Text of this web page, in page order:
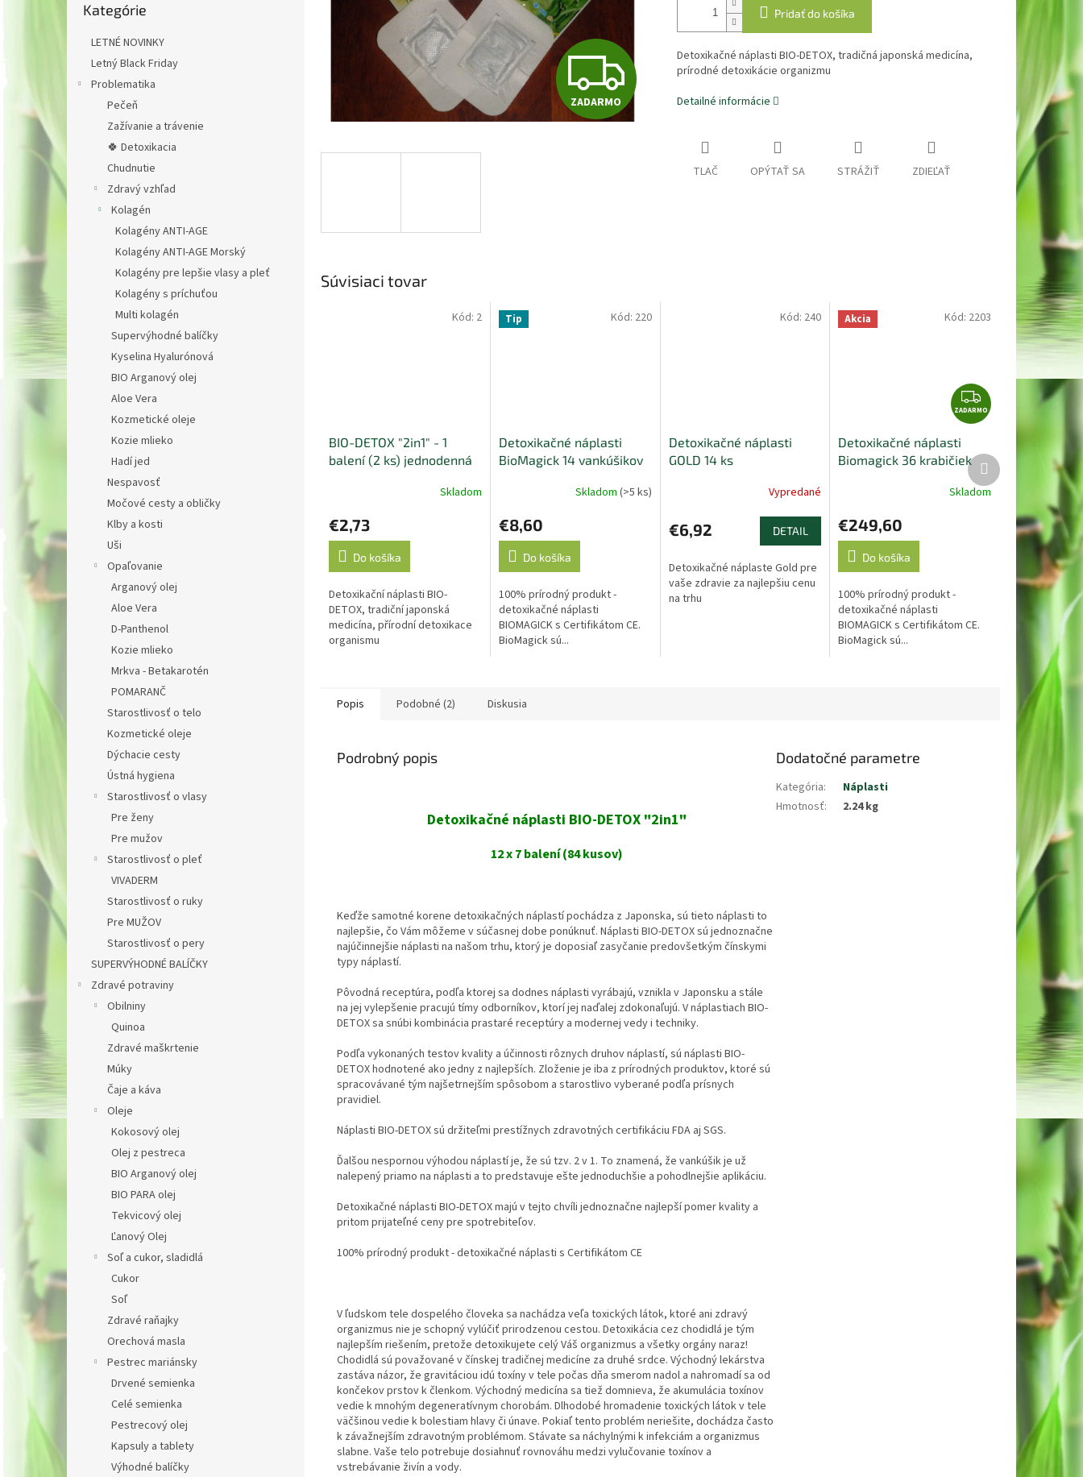
kategórie
Kategórie
LETNÉ NOVINKY
Letný Black Friday
Problematika
Pečeň
Zažívanie a trávenie
🍀 Detoxikacia
Chudnutie
Zdravý vzhľad
Kolagén
Kolagény ANTI-AGE
Kolagény ANTI-AGE Morský
Kolagény pre lepšie vlasy a pleť
Kolagény s príchuťou
Multi kolagén
Supervýhodné balíčky
Kyselina Hyalurónová
BIO Arganový olej
Aloe Vera
Kozmetické oleje
Kozie mlieko
Hadí jed
Nespavosť
Močové cesty a obličky
Klby a kosti
Uši
Opaľovanie
Arganový olej
Aloe Vera
D-Panthenol
Kozie mlieko
Mrkva - Betakarotén
POMARANČ
Starostlivosť o telo
Kozmetické oleje
Dýchacie cesty
Ústná hygiena
Starostlivosť o vlasy
Pre ženy
Pre mužov
Starostlivosť o pleť
VIVADERM
Starostlivosť o ruky
Pre MUŽOV
Starostlivosť o pery
SUPERVÝHODNÉ BALÍČKY
Zdravé potraviny
Obilniny
Quinoa
Zdravé maškrtenie
Múky
Čaje a káva
Oleje
Kokosový olej
Olej z pestreca
BIO Arganový olej
BIO PARA olej
Tekvicový olej
Ľanový Olej
Soľ a cukor, sladidlá
Cukor
Soľ
Zdravé raňajky
Orechová masla
Pestrec mariánsky
Drvené semienka
Celé semienka
Pestrecový olej
Kapsuly a tablety
Výhodné balíčky
Z
A
R
ZADARMO
Pridať do košíka
Detoxikačné náplasti BIO-DETOX, tradičná japonská medicína,
prírodné detoxikácie organizmu
Detailné informácie
TLAČ OPÝTAŤ SA STRÁŽIŤ ZDIEĽAŤ
Súvisiaci tovar
BIO-DETOX "2in1" - 1
balení (2 ks) jednodenná
produktu
je
5,0
z
hviezdičiek.
Skladom
€2,73
Do košíka
Detoxikační náplasti BIO-
DETOX, tradiční japonská
medicína, přírodní detoxikace
organismu
Kód: 2 Tip
Detoxikačné náplasti
BioMagick 14 vankúšikov
produktu
je
5,0
z
hviezdičiek.
Skladom (>5 ks)
€8,60
Do košíka
100% prírodný produkt -
detoxikačné náplasti
BIOMAGICK s Certifikátom CE.
BioMagick sú...
Kód: 220
Detoxikačné náplasti
GOLD 14 ks
produktu
je
z
5
hviezdičiek.
Vypredané
€6,92 DETAIL
Detoxikačné náplaste Gold pre
vaše zdravie za najlepšiu cenu
na trhu
Kód: 240 Akcia
Z
A
A
R
M
ZADARMO
Detoxikačné náplasti
Biomagick 36 krabičiek
Skladom
€249,60
Do košíka
100% prírodný produkt -
detoxikačné náplasti
BIOMAGICK s Certifikátom CE.
BioMagick sú...
Kód: 2203
Ďalší
produkt
Popis Podobné (2) Diskusia
Podrobný popis
Detoxikačné náplasti BIO-DETOX"2in1"
12 x 7 balení (84 kusov)
Keďže samotné korene detoxikačných náplastí pochádza z Japonska, sú tieto náplasti to
najlepšie, čo Vám môžeme v súčasnej dobe ponúknuť. Náplasti BIO-DETOX sú jednoznačne
najúčinnejšie náplasti na našom trhu, ktorý je doposiaľ zasyčanie predovšetkým čínskymi
typy náplastí.
Pôvodná receptúra, podľa ktorej sa dodnes náplasti vyrábajú, vznikla v Japonsku a stále
na jej vylepšenie pracujú tímy odborníkov, ktorí jej naďalej zdokonaľujú. V náplastiach BIO-
DETOX sa snúbi kombinácia prastaré receptúry a modernej vedy i techniky.
Podľa vykonaných testov kvality a účinnosti rôznych druhov náplastí, sú náplasti BIO-
DETOX hodnotené ako jedny z najlepších. Zloženie je iba z prírodných produktov, ktoré sú
spracovávané tým najšetrnejším spôsobom a starostlivo vyberané podľa prísnych
pravidiel.
Náplasti BIO-DETOX sú držiteľmi prestížnych zdravotných certifikáciu FDA aj SGS.
Ďalšou nespornou výhodou náplastí je, že sú tzv. 2 v 1. To znamená, že vankúšik je už
nalepený priamo na náplasti a to predstavuje ešte jednoduchšie a pohodlnejšie aplikáciu.
Detoxikačné náplasti BIO-DETOX majú v tejto chvíli jednoznačne najlepší pomer kvality a
pritom prijateľné ceny pre spotrebiteľov.
100% prírodný produkt - detoxikačné náplasti s Certifikátom CE
V ľudskom tele dospelého človeka sa nachádza veľa toxických látok, ktoré ani zdravý
organizmus nie je schopný vylúčiť prirodzenou cestou. Detoxikácia cez chodidlá je tým
najlepším riešením, pretože detoxikujete celý Váš organizmus a všetky orgány naraz!
Chodidlá sú považované v čínskej tradičnej medicíne za druhé srdce. Východný lekárstva
zastáva názor, že gravitáciou idú toxíny v tele počas dňa smerom nadol a nahromadí sa od
končekov prstov k členkom. Východný medicína sa tiež domnieva, že akumulácia toxínov
vedie k mnohým degeneratívnym chorobám. Dlhodobé hromadenie toxických látok v tele
väčšinou vedie k bolestiam hlavy či únave. Pokiaľ tento problém neriešite, dochádza často
k závažnejším zdravotným problémom. Stávate sa náchylnými k infekciám a organizmus
slabne. Vaše telo potrebuje dosiahnuť rovnováhu medzi vylučovanie toxínov a
vstrebávanie živín a vody.
Dodatočné parametre
Kategória:
Náplasti
Hmotnosť: 2.24 kg